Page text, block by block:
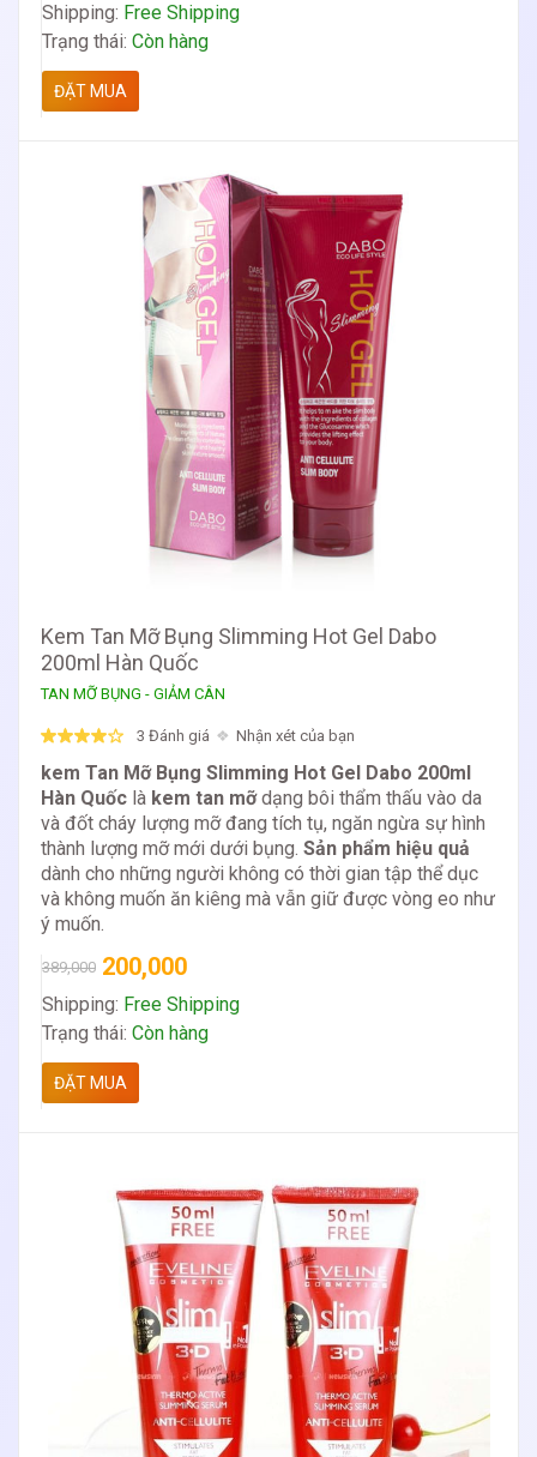
Shipping: Free Shipping
Trạng thái: Còn hàng
ĐẶT MUA
Kem Tan Mỡ Bụng Slimming Hot Gel Dabo
200ml Hàn Quốc
TAN MỠ BỤNG - GIẢM CÂN
3 Đánh giá Nhận xét của bạn
kem Tan Mỡ Bụng Slimming Hot Gel Dabo 200ml
Hàn Quốc là kem tan mỡdạng bôi thẩm thấu vào da
và đốt cháy lượng mỡ đang tích tụ, ngăn ngừa sự hình
thành lượng mỡ mới dưới bụng. Sản phẩm hiệu quả
dành cho những người không có thời gian tập thể dục
và không muốn ăn kiêng mà vẫn giữ được vòng eo như
ý muốn.
389,000 200,000
Shipping: Free Shipping
Trạng thái: Còn hàng
ĐẶT MUA